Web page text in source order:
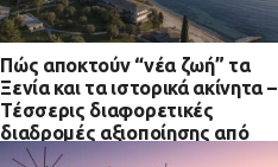
Πώς αποκτούν “νέα ζωή” τα
Ξενία και τα ιστορικά ακίνητα –
Τέσσερις διαφορετικές
διαδρομές αξιοποίησης από
την Αθήνα μέχρι Κομοτηνή